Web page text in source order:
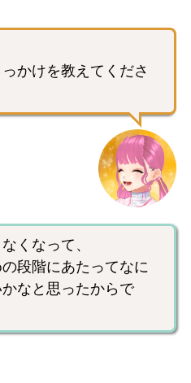
かけを教えてくださ
くなって、
段階にあたってなに
なと思ったからで